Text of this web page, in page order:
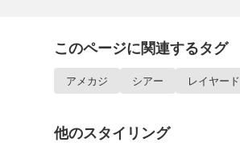
このページに関連するタグ
アメカジ シアー レイヤード
他のスタイリング